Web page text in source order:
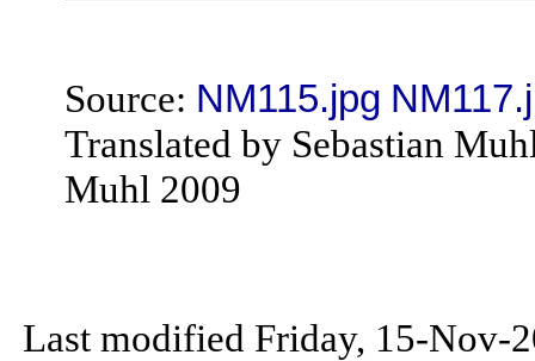
Source: NM115.jpg
Translated by Sebastian
Muhl 2009
Last modified Friday, 15-Nov-